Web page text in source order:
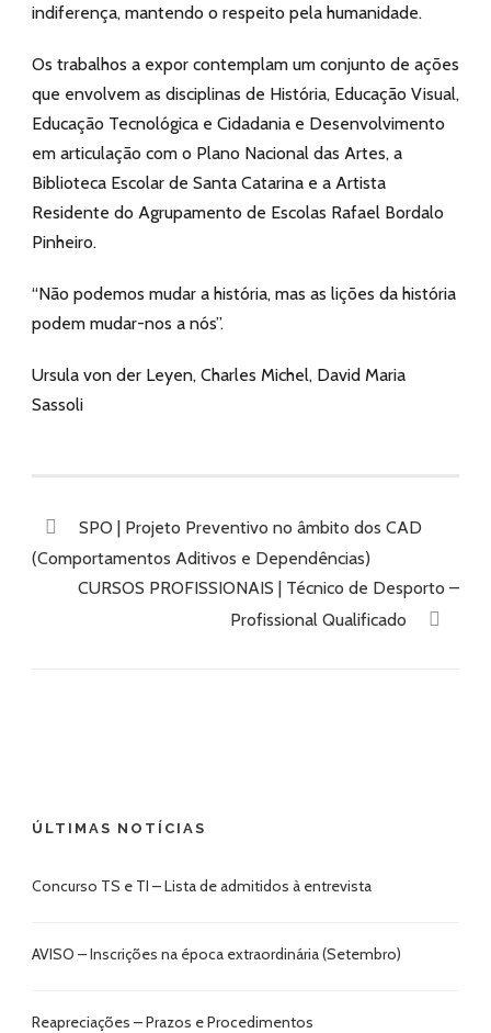
indiferença, mantendo o respeito pela humanidade.
Os trabalhos a expor contemplam um conjunto de ações
que envolvem as disciplinas de História, Educação Visual,
Educação Tecnológica e Cidadania e Desenvolvimento
em articulação com o Plano Nacional das Artes, a
Biblioteca Escolar de Santa Catarina e a Artista
Residente do Agrupamento de Escolas Rafael Bordalo
Pinheiro.
“Não podemos mudar a história, mas as lições da história
podem mudar-nos a nós”.
Ursula von der Leyen, Charles Michel, David Maria
Sassoli
SPO | Projeto Preventivo no âmbito dos CAD
(Comportamentos Aditivos e Dependências)
CURSOS PROFISSIONAIS | Técnico de Desporto –
Profissional Qualificado
ÚLTIMAS NOTÍCIAS
Concurso TS e TI – Lista de admitidos à entrevista
AVISO – Inscrições na época extraordinária (Setembro)
Reapreciações – Prazos e Procedimentos